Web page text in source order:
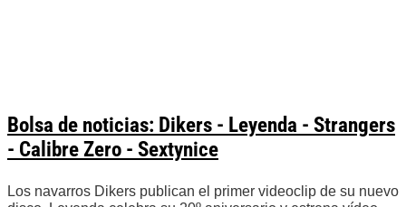
Bolsa de noticias: Dikers - Leyenda - Strangers
- Calibre Zero - Sextynice
Los navarros Dikers publican el primer videoclip de su nuevo